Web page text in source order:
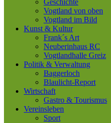
Vogtland von oben
Vogtland im Bild
Kunst & Kultur
Frank´s Art
Neuberinhaus RC
Vogtlandhalle Greiz
Politik & Verwaltung
Baggerloch
Blaulicht-Report
Wirtschaft
Gastro & Tourismus
Vereinsleben
Sport